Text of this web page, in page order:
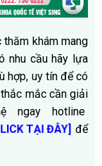
thăm khám mang
nhu cầu hãy lựa
hợp, uy tín để có
mắc cần giải
ngay hotline
TẠI ĐÂY] để